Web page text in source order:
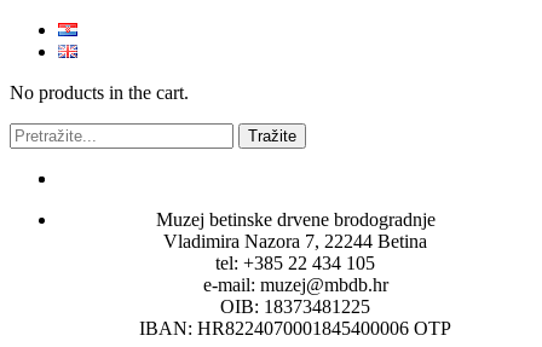
No products in the cart.
Muzej betinske drvene brodogradnje
Vladimira Nazora 7, 22244 Betina
tel: +385 22 434 105
e-mail: muzej@mbdb.hr
OIB: 18373481225
IBAN: HR8224070001845400006 OTP